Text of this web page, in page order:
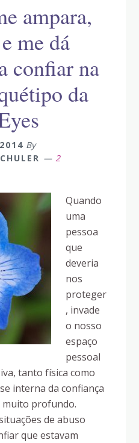
ampara,
me dá
confiar na
da
By
2
Quando
uma
pessoa
que
deveria
nos
proteger
, invade
o nosso
espaço
pessoal
tanto física como
interna da confiança
muito profundo.
de abuso
que estavam